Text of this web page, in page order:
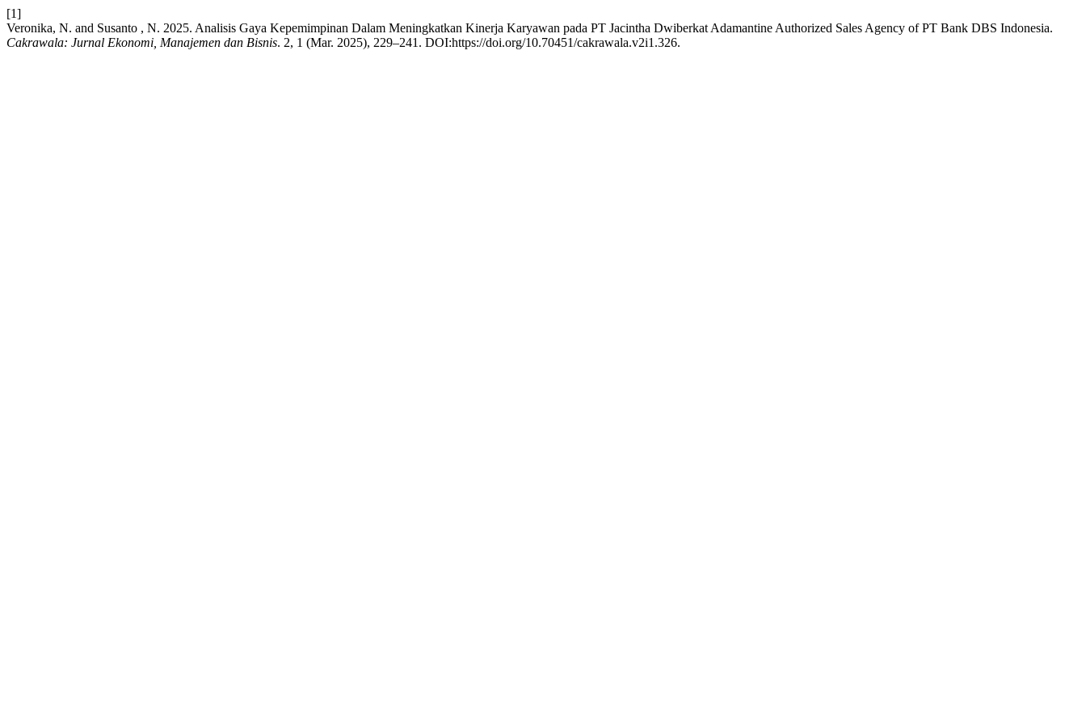
[1]
Veronika, N. and Susanto , N. 2025. Analisis Gaya Kepemimpinan Dalam Meningkatkan Kinerja Karyawan pada PT Jacintha Dwiberkat Adamantine Authorized Sales Agency of PT Bank DBS Indonesia.
Cakrawala: Jurnal Ekonomi, Manajemen dan Bisnis. 2, 1 (Mar. 2025), 229–241. DOI:https://doi.org/10.70451/cakrawala.v2i1.326.